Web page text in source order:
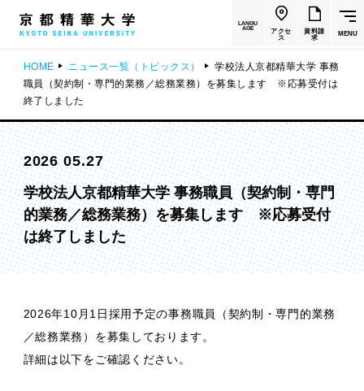
LANGU
AGE
アクセ
ス
資料請
求
MENU
HOME ニュース一覧（トピックス）
学校法人京都精華大学 事務
職員（契約制・専門的業務／総務業務）を募集します ※応募受付は
終了しました
2026 05.27
学校法人京都精華大学 事務職員（契約制・専門
的業務／総務業務）を募集します ※応募受付
は終了しました
2026年10月1日採用予定の事務職員（契約制・専門的業務
／総務業務）を募集しております。
詳細は以下をご確認ください。